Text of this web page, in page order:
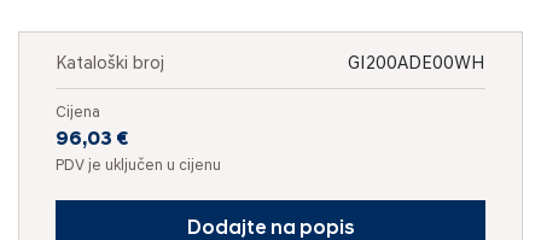
Kataloški broj GI200ADE00WH
Cijena
96,03 €
PDV je uključen u cijenu
Dodajte na popis